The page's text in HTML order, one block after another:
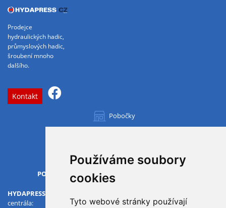
Používáme soubory
cookies
Tyto webové stránky používají
Prodejce
hydraulických hadic,
průmyslových hadic,
šroubení mnoho
dalšího.
Kontakt
Pobočky
OTVÍRACÍ DOBA
PO-PÁ
HYDAPRESS CZ s.r.o.
centrála: